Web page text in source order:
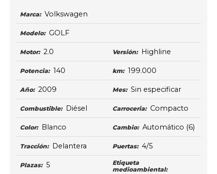
Marca: Volkswagen
Modelo: GOLF
Motor: 2.0 Versión: Highline
Potencia: 140 km: 199.000
Año: 2009 Mes: Sin especificar
Combustible: Diésel Carroceria: Compacto
Color: Blanco Cambio: Automático (6)
Tracción: Delantera Puertas: 4/5
Plazas: 5
Etiqueta
medioambiental: